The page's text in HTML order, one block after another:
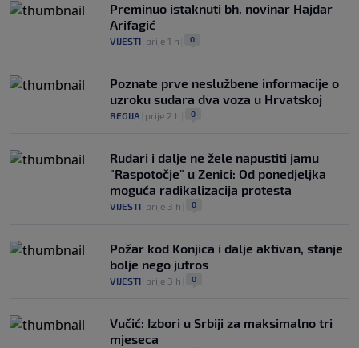
Preminuo istaknuti bh. novinar Hajdar
Arifagić
VIJESTI prije 1 h 0
Poznate prve neslužbene informacije o
uzroku sudara dva voza u Hrvatskoj
REGIJA prije 2 h 0
Rudari i dalje ne žele napustiti jamu
"Raspotočje" u Zenici: Od ponedjeljka
moguća radikalizacija protesta
VIJESTI prije 3 h 0
Požar kod Konjica i dalje aktivan, stanje
bolje nego jutros
VIJESTI prije 3 h 0
Vučić: Izbori u Srbiji za maksimalno tri
mjeseca